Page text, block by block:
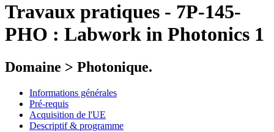
Travaux pratiques - 7P-145-
PHO : Labwork in Photonics 1
Domaine > Photonique.
Informations générales
Pré-requis
Acquisition de l'UE
Descriptif & programme